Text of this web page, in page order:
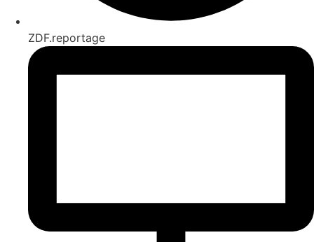
ZDF.reportage